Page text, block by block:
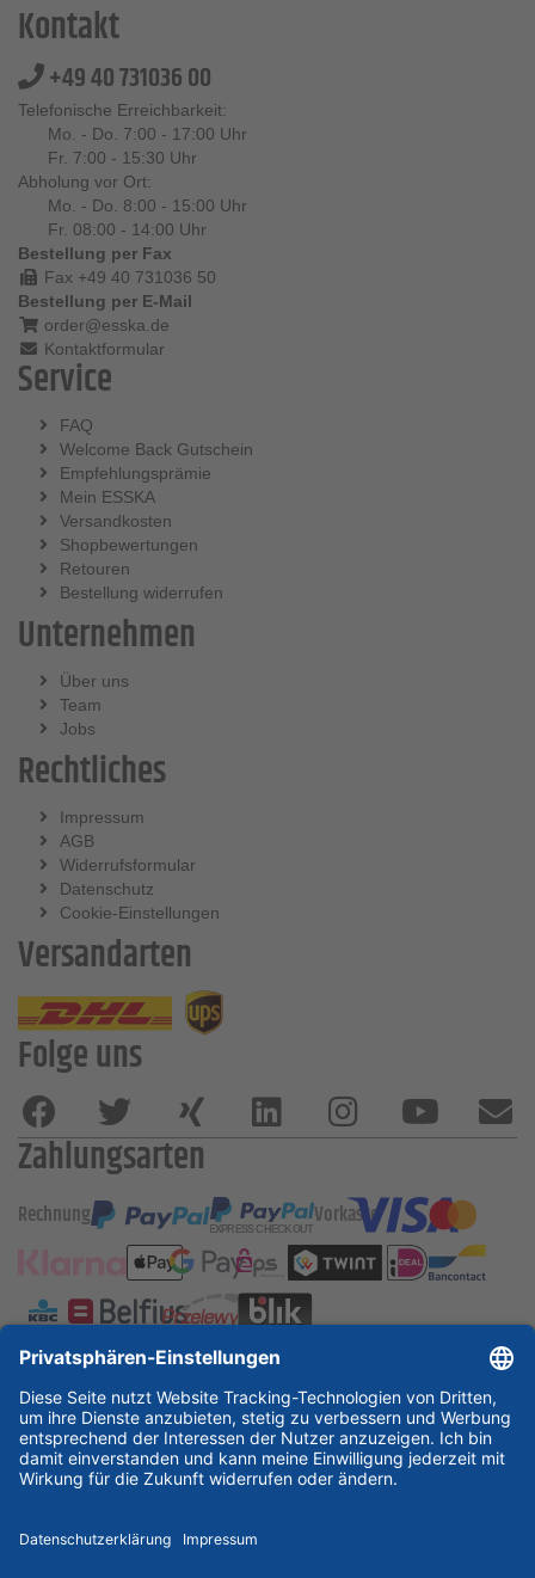
Kontakt
+49 40 731036 00
Telefonische Erreichbarkeit:
Mo. - Do. 7:00 - 17:00 Uhr
Fr. 7:00 - 15:30 Uhr
Abholung vor Ort:
Mo. - Do. 8:00 - 15:00 Uhr
Fr. 08:00 - 14:00 Uhr
Bestellung per Fax
Fax +49 40 731036 50
Bestellung per E-Mail
order@esska.de
Kontaktformular
Service
FAQ
Welcome Back Gutschein
Empfehlungsprämie
Mein ESSKA
Versandkosten
Shopbewertungen
Retouren
Bestellung widerrufen
Unternehmen
Über uns
Team
Jobs
Rechtliches
Impressum
AGB
Widerrufsformular
Datenschutz
Cookie-Einstellungen
Versandarten
Folge uns
Zahlungsarten
Rechnung Vorkasse
ESSKA International
new
new new